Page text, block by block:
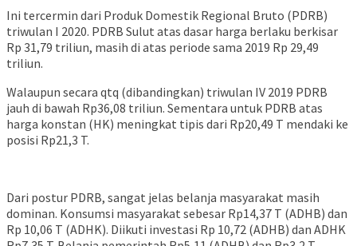
Ini tercermin dari Produk Domestik Regional Bruto (PDRB)
triwulan I 2020. PDRB Sulut atas dasar harga berlaku berkisar
Rp 31,79 triliun, masih di atas periode sama 2019 Rp 29,49
triliun.
Walaupun secara qtq (dibandingkan) triwulan IV 2019 PDRB
jauh di bawah Rp36,08 triliun. Sementara untuk PDRB atas
harga konstan (HK) meningkat tipis dari Rp20,49 T mendaki ke
posisi Rp21,3 T.
Dari postur PDRB, sangat jelas belanja masyarakat masih
dominan. Konsumsi masyarakat sebesar Rp14,37 T (ADHB) dan
Rp 10,06 T (ADHK). Diikuti investasi Rp 10,72 (ADHB) dan ADHK